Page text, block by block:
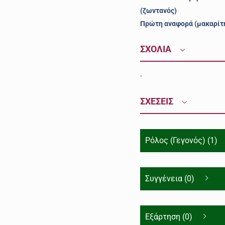
(ζωντανός)
Πρώτη αναφορά
ΣΧΟΛΙΑ
-
ΣΧΕΣΕΙΣ
Ρόλος (Γεγονός) (1)
Συγγένεια (0)
Εξάρτηση (0)